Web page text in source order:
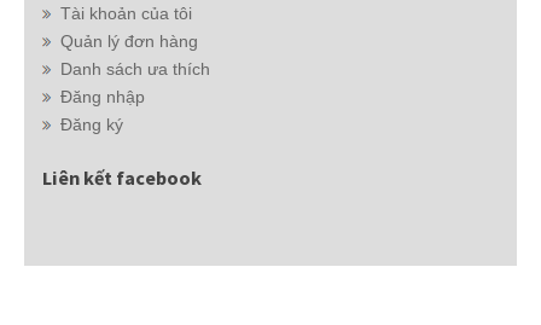
Tài khoản của tôi
Quản lý đơn hàng
Danh sách ưa thích
Đăng nhập
Đăng ký
Liên kết facebook